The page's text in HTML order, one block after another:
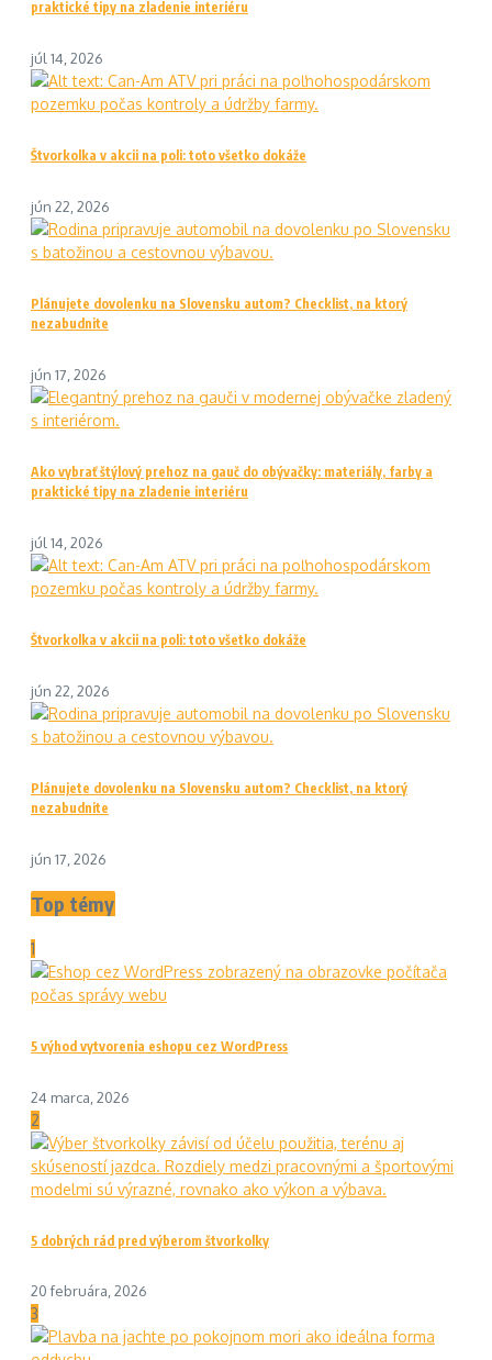
praktické tipy na zladenie interiéru
júl 14, 2026
Štvorkolka v akcii na poli: toto všetko dokáže
jún 22, 2026
Plánujete dovolenku na Slovensku autom? Checklist, na ktorý
nezabudnite
jún 17, 2026
Ako vybrať štýlový prehoz na gauč do obývačky: materiály, farby a
praktické tipy na zladenie interiéru
júl 14, 2026
Štvorkolka v akcii na poli: toto všetko dokáže
jún 22, 2026
Plánujete dovolenku na Slovensku autom? Checklist, na ktorý
nezabudnite
jún 17, 2026
Top témy
1
5 výhod vytvorenia eshopu cez WordPress
24 marca, 2026
2
5 dobrých rád pred výberom štvorkolky
20 februára, 2026
3